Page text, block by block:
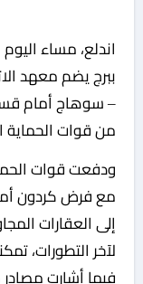
اندلع، مساء
ببرج يضم معهد
– سوهاج أمام
من قوات الحماية
ودفعت قوات
مع فرض كردون
إلى العقارات
لآخر التطورات،
فيما أشارت مصادر